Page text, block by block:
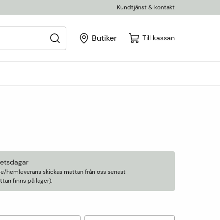
Kundtjänst & kontakt
Butiker Till kassan
hemleverans skickas mattan från oss senast
finns på lager).